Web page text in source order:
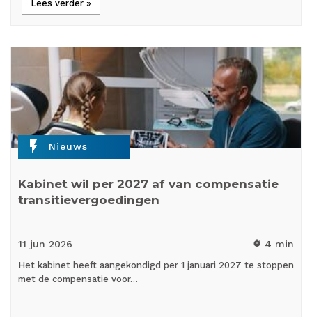
Lees verder »
flash_on Nieuws
Kabinet wil per 2027 af van compensatie
transitievergoedingen
11 jun 2026 timer 4 min
Het kabinet heeft aangekondigd per 1 januari 2027 te stoppen
met de compensatie voor…